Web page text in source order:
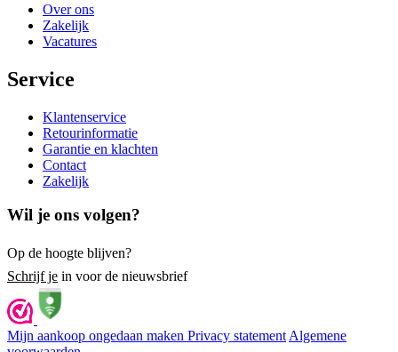
Over ons
Zakelijk
Vacatures
Service
Klantenservice
Retourinformatie
Garantie en klachten
Contact
Zakelijk
Wil je ons volgen?
Op de hoogte blijven?
Schrijf je in voor de nieuwsbrief
Mijn aankoop ongedaan maken Privacy statement Algemene